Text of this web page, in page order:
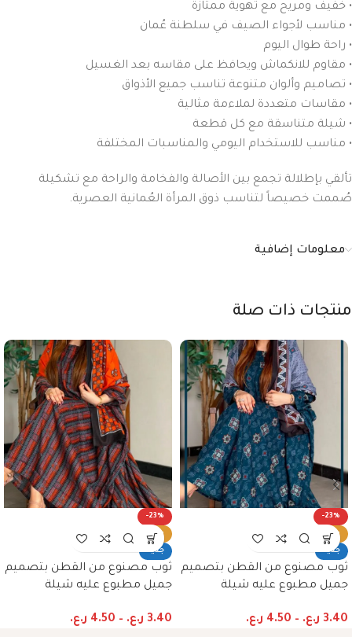
• خفيف ومريح مع تهوية ممتازة
• مناسب لأجواء الصيف في سلطنة عُمان
• راحة طوال اليوم
• مقاوم للانكماش ويحافظ على مقاسه بعد الغسيل
• تصاميم وألوان متنوعة تناسب جميع الأذواق
• مقاسات متعددة لملاءمة مثالية
• شيلة متناسقة مع كل قطعة
• مناسب للاستخدام اليومي والمناسبات المختلفة
تألقي بإطلالة تجمع بين الأصالة والفخامة والراحة مع تشكيلة
صُممت خصيصاً لتناسب ذوق المرأة العُمانية العصرية.
معلومات إضافية
منتجات ذات صلة
-23%
ساخن
جديد
ثوب مصنوع من القطن بتصميم
جميل مطبوع عليه شيلة
والجلابية
3.40 ر.ع. –
4.50 ر.ع.
-23%
ساخن
جديد
ثوب مصنوع من القطن بتصميم
جميل مطبوع عليه شيلة
والجلابية
3.40 ر.ع. –
4.50 ر.ع.